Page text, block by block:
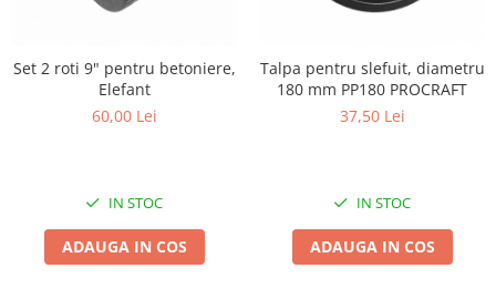
Biciclete electrice
Drujbe, fierastraie electrice
Set 2 roti 9" pentru betoniere,
Elefant
60,00 Lei
IN STOC
ADAUGA IN COS
Talpa pentru slefuit, diametru
180 mm PP180 PROCRAFT
37,50 Lei
IN STOC
ADAUGA IN COS